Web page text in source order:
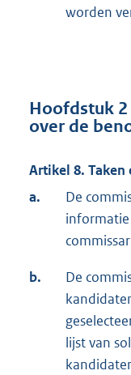
worden
Hoofdstuk
over de
Artikel 8. Taken
a.
De
b.
De
lijst van